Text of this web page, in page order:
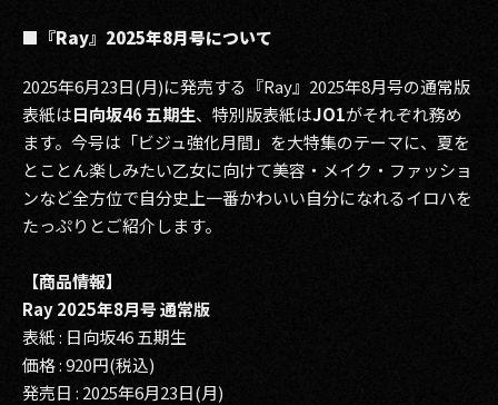
■『Ray』2025年8月号について
2025年6月23日(月)に発売する『Ray』2025年8月号の通常版
表紙は日向坂46 五期生、特別版表紙はJO1がそれぞれ務め
ます。今号は「ビジュ強化月間」を大特集のテーマに、夏を
とことん楽しみたい乙女に向けて美容・メイク・ファッショ
ンなど全方位で自分史上一番かわいい自分になれるイロハを
たっぷりとご紹介します。
【商品情報】
Ray 2025年8月号 通常版
表紙 : 日向坂46 五期生
価格 : 920円(税込)
発売日 : 2025年6月23日(月)